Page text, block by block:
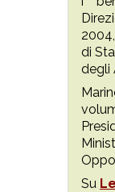
di
degli
Su